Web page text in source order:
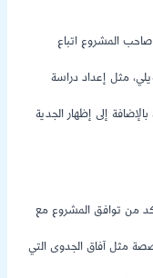
المشروع اتباع
مثل إعداد دراسة
إلى إظهار الجدية
من توافق المشروع مع
مثل آفاق الجدوى التي